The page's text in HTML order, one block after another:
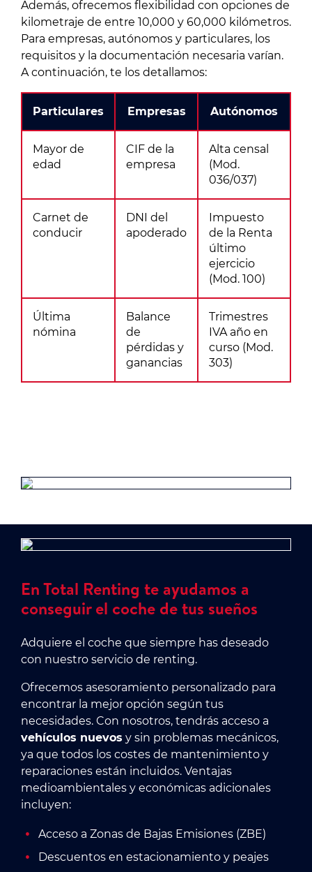
Además, ofrecemos flexibilidad con opciones de
kilometraje de entre 10,000 y 60,000 kilómetros.
Para empresas, autónomos y particulares, los
requisitos y la documentación necesaria varían.
A continuación, te los detallamos:
Particulares Empresas Autónomos
Mayor de
edad
CIF de la
empresa
Alta censal
(Mod.
036/037)
Carnet de
conducir
DNI del
apoderado
Impuesto
de la Renta
último
ejercicio
(Mod. 100)
Última
nómina
Balance
de
pérdidas y
ganancias
Trimestres
IVA año en
curso (Mod.
303)
En Total Renting te ayudamos a
conseguir el coche de tus sueños
Adquiere el coche que siempre has deseado
con nuestro servicio de renting.
Ofrecemos asesoramiento personalizado para
encontrar la mejor opción según tus
necesidades. Con nosotros, tendrás acceso a
vehículos nuevos y sin problemas mecánicos,
ya que todos los costes de mantenimiento y
reparaciones están incluidos. Ventajas
medioambientales y económicas adicionales
incluyen:
Acceso a Zonas de Bajas Emisiones (ZBE)
Descuentos en estacionamiento y peajes